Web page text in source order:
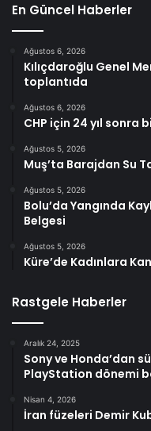
En Güncel Haberler
Ağustos 6, 2026
Kılıçdaroğlu Genel
toplantıda
Ağustos 6, 2026
CHP için 24 yıl sonra
Ağustos 5, 2026
Muş’ta Barajdan Su
Ağustos 5, 2026
Bolu’da Yangında
Belgesi
Ağustos 5, 2026
Küre’de Kadınlara
Rastgele Haberler
Aralık 24, 2025
Sony ve Honda’dan
PlayStation dönemi
Nisan 4, 2026
İran füzeleri Demir